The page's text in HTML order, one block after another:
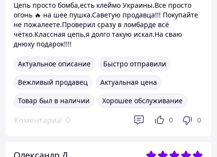
Цепь просто бомба,есть клеймо Украины.Все просто
огонь 🔥 на шее пушка.Саветую продавца!!! Покупайте
не пожалеете.Проверил сразу в ломбарде всё
чётко.Классная цепь,я долго такую искал.На сваю
днюху подарок!!!!
Актуальное описание
Быстро отправили
Вежливый продавец
Актуальная цена
Товар был в наличии
Хорошее обслуживание
Коментарии 0 0 0